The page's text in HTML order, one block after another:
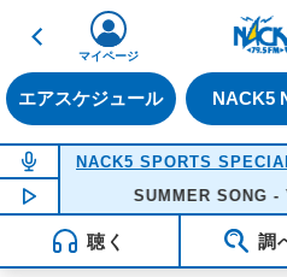
戻る
エアスケジュール NACK5
マイページ
NOW ON AIR
NOW PLAYING 18:05
SUMMER SONG -
聴く 調